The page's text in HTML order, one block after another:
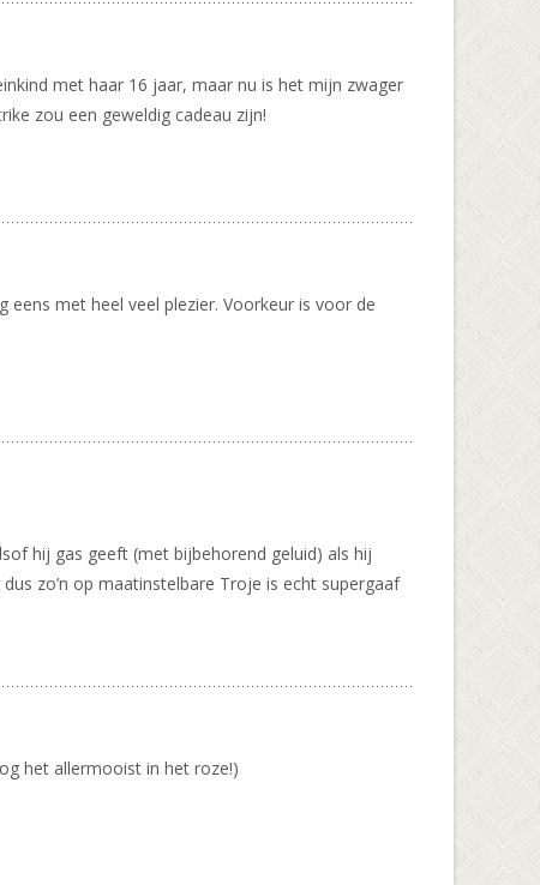
met haar 16 jaar, maar nu is het mijn zwager
zou een geweldig cadeau zijn!
met heel veel plezier. Voorkeur is voor de
hij gas geeft (met bijbehorend geluid) als hij
zo’n op maatinstelbare Troje is echt supergaaf
het allermooist in het roze!)